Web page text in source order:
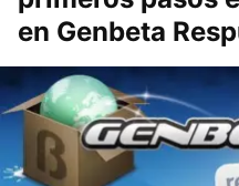
en Genbeta